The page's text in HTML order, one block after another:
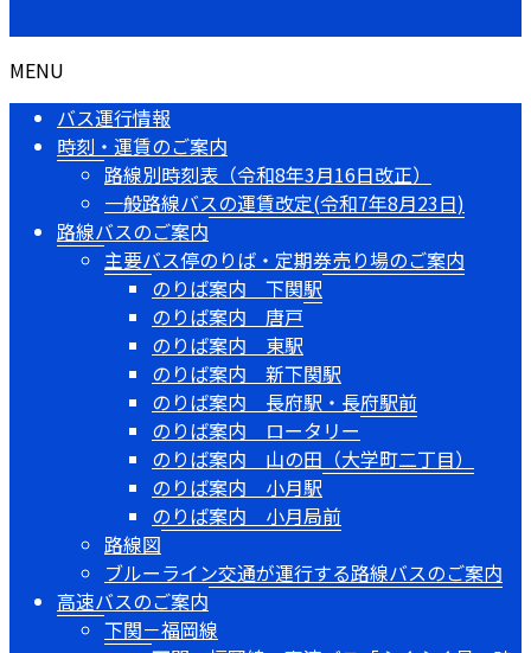
MENU
バス運行情報
時刻・運賃のご案内
路線別時刻表（令和8年3月16日改正）
一般路線バスの運賃改定(令和7年8月23日)
路線バスのご案内
主要バス停のりば・定期券売り場のご案内
のりば案内 下関駅
のりば案内 唐戸
のりば案内 東駅
のりば案内 新下関駅
のりば案内 長府駅・長府駅前
のりば案内 ロータリー
のりば案内 山の田（大学町二丁目）
のりば案内 小月駅
のりば案内 小月局前
路線図
ブルーライン交通が運行する路線バスのご案内
高速バスのご案内
下関－福岡線